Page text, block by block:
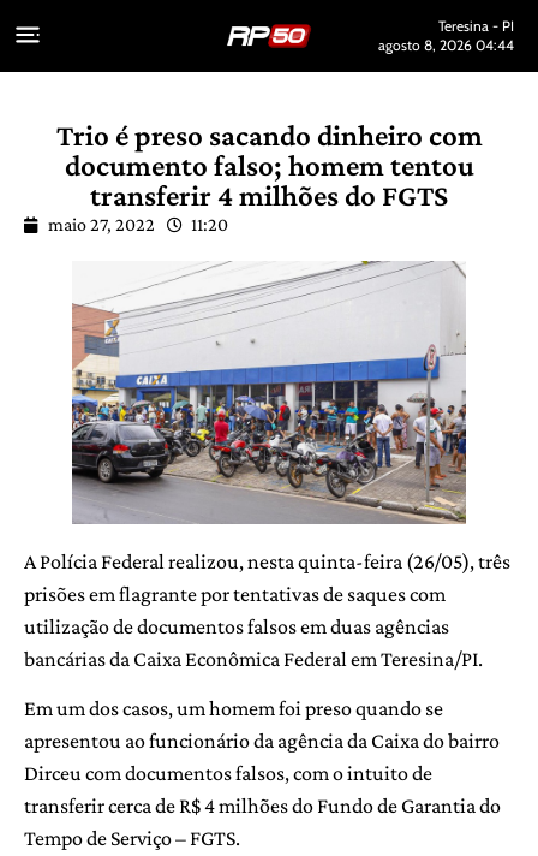
Teresina - PI
agosto 8, 2026 04:44
Trio é preso sacando dinheiro com
documento falso; homem tentou
transferir 4 milhões do FGTS
maio 27, 2022 11:20
A Polícia Federal realizou, nesta quinta-feira (26/05), três
prisões em flagrante por tentativas de saques com
utilização de documentos falsos em duas agências
bancárias da Caixa Econômica Federal em Teresina/PI.
Em um dos casos, um homem foi preso quando se
apresentou ao funcionário da agência da Caixa do bairro
Dirceu com documentos falsos, com o intuito de
transferir cerca de R$ 4 milhões do Fundo de Garantia do
Tempo de Serviço – FGTS.